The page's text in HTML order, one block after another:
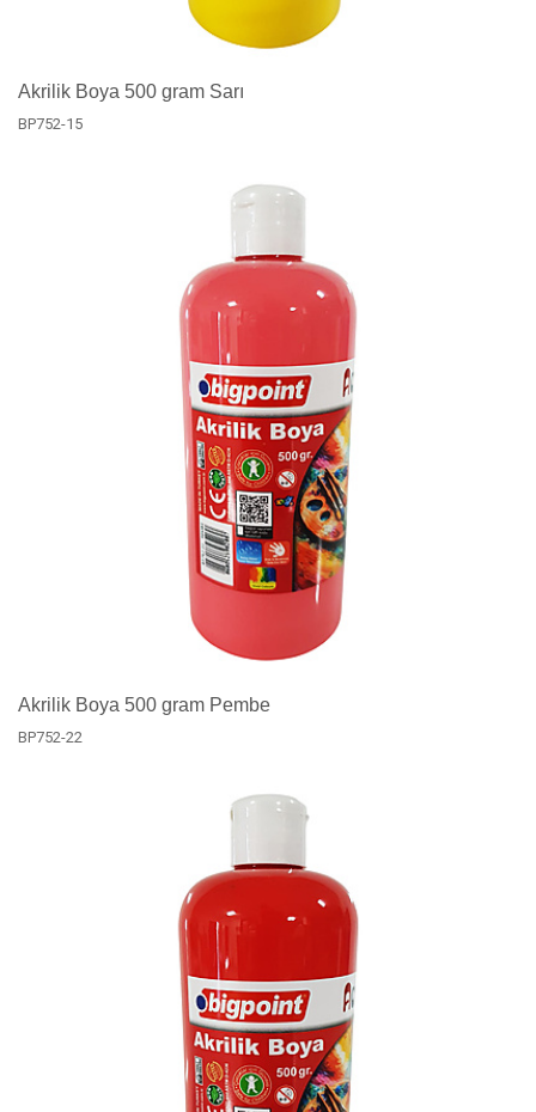
Akrilik Boya 500 gram Sarı
BP752-15
Akrilik Boya 500 gram Pembe
BP752-22